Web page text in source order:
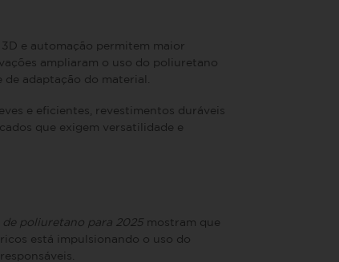
e automação permitem maior
ampliaram o uso do poliuretano
adaptação do material.
e eficientes, revestimentos duráveis
que exigem versatilidade e
poliuretano para 2025 mostram que
está impulsionando o uso do